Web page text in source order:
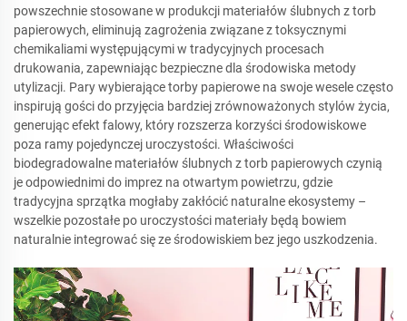
powszechnie stosowane w produkcji materiałów ślubnych z torb
papierowych, eliminują zagrożenia związane z toksycznymi
chemikaliami występującymi w tradycyjnych procesach
drukowania, zapewniając bezpieczne dla środowiska metody
utylizacji. Pary wybierające torby papierowe na swoje wesele często
inspirują gości do przyjęcia bardziej zrównoważonych stylów życia,
generując efekt falowy, który rozszerza korzyści środowiskowe
poza ramy pojedynczej uroczystości. Właściwości
biodegradowalne materiałów ślubnych z torb papierowych czynią
je odpowiednimi do imprez na otwartym powietrzu, gdzie
tradycyjna sprzątka mogłaby zakłócić naturalne ekosystemy –
wszelkie pozostałe po uroczystości materiały będą bowiem
naturalnie integrować się ze środowiskiem bez jego uszkodzenia.